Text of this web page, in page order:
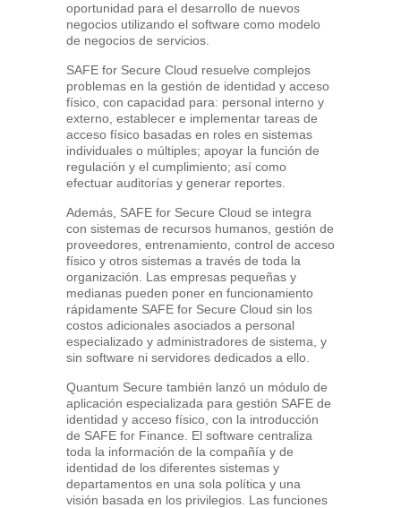
oportunidad para el desarrollo de nuevos
negocios utilizando el software como modelo
de negocios de servicios.
SAFE for Secure Cloud resuelve complejos
problemas en la gestión de identidad y acceso
físico, con capacidad para: personal interno y
externo, establecer e implementar tareas de
acceso físico basadas en roles en sistemas
individuales o múltiples; apoyar la función de
regulación y el cumplimiento; así como
efectuar auditorías y generar reportes.
Además, SAFE for Secure Cloud se integra
con sistemas de recursos humanos, gestión de
proveedores, entrenamiento, control de acceso
físico y otros sistemas a través de toda la
organización. Las empresas pequeñas y
medianas pueden poner en funcionamiento
rápidamente SAFE for Secure Cloud sin los
costos adicionales asociados a personal
especializado y administradores de sistema, y
sin software ni servidores dedicados a ello.
Quantum Secure también lanzó un módulo de
aplicación especializada para gestión SAFE de
identidad y acceso físico, con la introducción
de SAFE for Finance. El software centraliza
toda la información de la compañía y de
identidad de los diferentes sistemas y
departamentos en una sola política y una
visión basada en los privilegios. Las funciones